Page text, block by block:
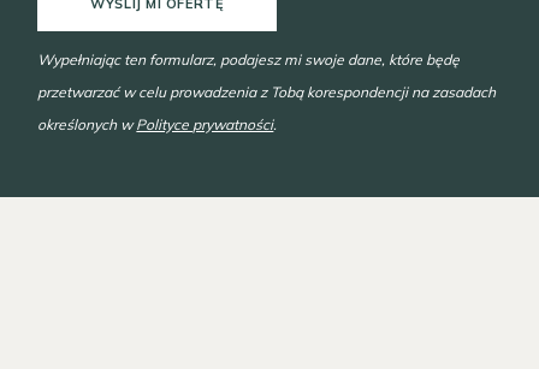
Wypełniając ten formularz, podajesz mi swoje dane, które będę
przetwarzać w celu prowadzenia z Tobą korespondencji na zasadach
określonych wPolityce prywatności.